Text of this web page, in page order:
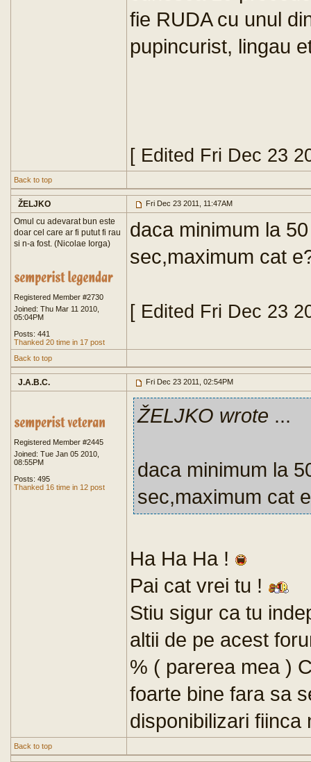
fie RUDA cu unul
pupincurist, lingau
[ Edited Fri Dec 23
Back to top
ŽELJKO Fri Dec 23 2011, 11:47AM
Omul cu adevarat bun este
doar cel care ar fi putut fi rau
si n-a fost. (Nicolae Iorga)
Registered Member #2730
Joined: Thu Mar 11 2010,
05:04PM
Posts: 441
Thanked 20 time in 17 post
daca minimum la
sec,maximum cat
[ Edited Fri Dec 23
Back to top
J.A.B.C. Fri Dec 23 2011, 02:54PM
Registered Member #2445
Joined: Tue Jan 05 2010,
08:55PM
Posts: 495
Thanked 16 time in 12 post
ŽELJKO wrote ...
daca minimum la
sec,maximum cat
Ha Ha Ha !
Pai cat vrei tu !
Stiu sigur ca tu
altii de pe acest
% ( parerea mea )
foarte bine fara sa
disponibilizari
Back to top